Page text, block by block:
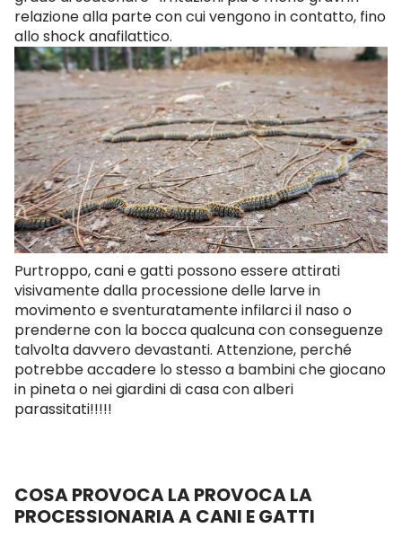
relazione alla parte con cui vengono in contatto, fino
allo shock anafilattico.
Purtroppo, cani e gatti possono essere attirati
visivamente dalla processione delle larve in
movimento e sventuratamente infilarci il naso o
prenderne con la bocca qualcuna con conseguenze
talvolta davvero devastanti. Attenzione, perché
potrebbe accadere lo stesso a bambini che giocano
in pineta o nei giardini di casa con alberi
parassitati!!!!!
COSA PROVOCA LA PROVOCA LA
PROCESSIONARIA A CANI E GATTI